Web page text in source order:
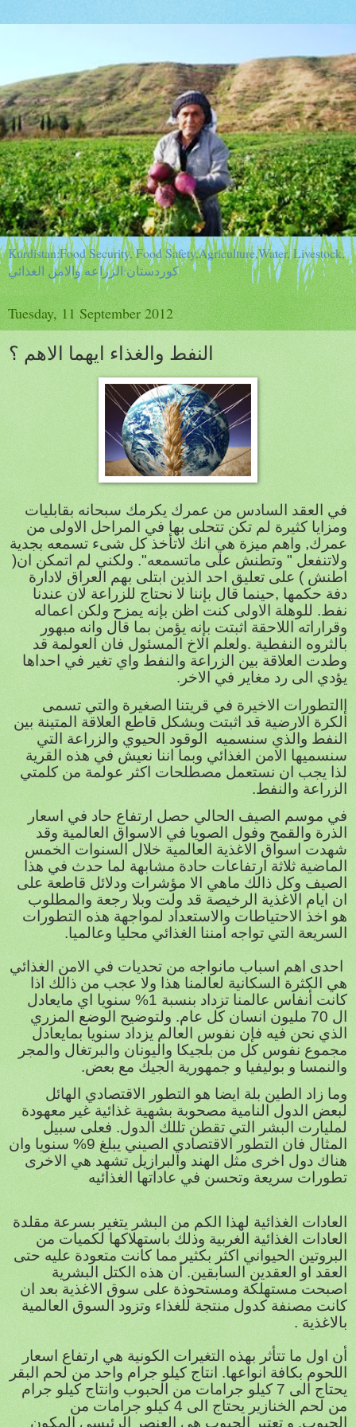
Kurdistan:Food Security, Food Safety,Agriculture,Water, Livestock,
كوردستان:الزراعه والامن الغذائي
Tuesday, 11 September 2012
النفط والغذاء ايهما الاهم ؟
في العقد السادس من عمرك يكرمك سبحانه بقابليات
ومزايا كثيرة لم تكن تتحلى بها في المراحل الاولى من
عمرك, واهم ميزة هي انك لاتأخذ كل شىء تسمعه بجدية
ولاتنفعل " وتطنش على ماتسمعه". ولكني لم اتمكن ان(
اطنش ) على تعليق احد الذين ابتلى بهم العراق لادارة
دفة حكمها ,حينما قال بإننا لا نحتاج للزراعة لان عندنا
نفط. للوهلة الاولى كنت اظن بإنه يمزح ولكن اعماله
وقراراته اللاحقة اثبتت بإنه يؤمن بما قال وانه مبهور
بالثروه النفطية .ولعلم الاخ المسئول فان العولمة قد
وطدت العلاقة بين الزراعة والنفط واي تغير في احداها
يؤدي الى رد مغاير في الاخر.
إالتطورات الاخيرة في قريتنا الصغيرة والتي تسمى
الكرة الارضية قد اثبتت وبشكل قاطع العلاقة المتينة بين
النفط والذي سنسميه الوقود الحيوي والزراعة التي
سنسميها الامن الغذائي وبما اننا نعيش في هذه القرية
لذا يجب ان نستعمل مصطلحات اكثر عولمة من كلمتي
الزراعة والنفط.
في موسم الصيف الحالي حصل ارتفاع حاد في اسعار
الذرة والقمح وفول الصويا في الاسواق العالمية وقد
شهدت اسواق الاغذية العالمية خلال السنوات الخمس
الماضية ثلاثة ارتفاعات حادة مشابهة لما حدث في هذا
الصيف وكل ذالك ماهي الا مؤشرات ودلائل قاطعة على
ان ايام الاغذية الرخيصة قد ولت وبلا رجعة والمطلوب
هو اخذ الاحتياطات والاستعداد لمواجهة هذه التطورات
السريعة التي تواجه امننا الغذائي محليا وعالميا.
احدى اهم اسباب مانواجه من تحديات في الامن الغذائي
هي الكثرة السكانية لعالمنا هذا ولا عجب من ذالك اذا
كانت أنفاس عالمنا تزداد بنسبة 1% سنويا اي مايعادل
ال 70 مليون انسان كل عام. ولتوضيح الوضع المزري
الذي نحن فيه فإن نفوس العالم يزداد سنويا بمايعادل
مجموع نفوس كل من بلجيكا واليونان والبرتغال والمجر
والنمسا و بوليفيا و جمهورية الجيك مع بعض.
وما زاد الطين بلة ايضا هو التطور الاقتصادي الهائل
لبعض الدول النامية مصحوبة بشهية غذائية غير معهودة
لمليارت البشر التي تقطن تللك الدول. فعلى سبيل
المثال فان التطور الاقتصادي الصيني يبلغ 9% سنويا وان
هناك دول اخرى مثل الهند والبرازيل تشهد هي الاخرى
تطورات سريعة وتحسن في عاداتها الغذائيه
العادات الغذائية لهذا الكم من البشر يتغير بسرعة مقلدة
العادات الغذائية الغربية وذلك باستهلاكها لكميات من
البروتين الحيواني اكثر بكثير مما كانت متعودة عليه حتى
العقد او العقدين السابقين. أن هذه الكتل البشرية
اصبحت مستهلكة ومستحوذة على سوق الاغذية بعد ان
كانت مصنفة كدول منتجة للغذاء وتزود السوق العالمية
بالاغذية .
أن اول ما تتأثر بهذه التغيرات الكونية هي ارتفاع اسعار
اللحوم بكافة انواعها. انتاج كيلو جرام واحد من لحم البقر
يحتاج الى 7 كيلو جرامات من الحبوب وانتاج كيلو جرام
من لحم الخنازير يحتاج الى 4 كيلو جرامات من
الحبوب. و تعتبر الحبوب هي العنصر الرئيسي المكون